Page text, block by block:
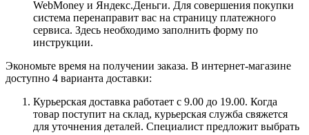
WebMoney и Яндекс.Деньги. Для совершения покупки
система перенаправит вас на страницу платежного
сервиса. Здесь необходимо заполнить форму по
инструкции.
Экономьте время на получении заказа. В интернет-магазине
доступно 4 варианта доставки:
Курьерская доставка работает с 9.00 до 19.00. Когда
товар поступит на склад, курьерская служба свяжется
для уточнения деталей. Специалист предложит выбрать